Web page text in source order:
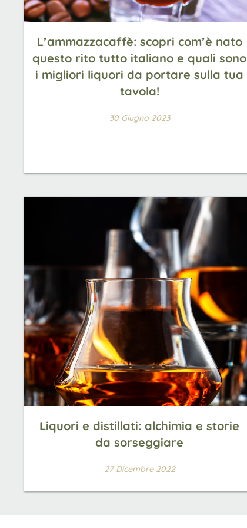
L’ammazzacaffè: scopri com’è nato
questo rito tutto italiano e quali sono
i migliori liquori da portare sulla tua
tavola!
30 Giugno 2023
Liquori e distillati: alchimia e storie
da sorseggiare
27 Dicembre 2022